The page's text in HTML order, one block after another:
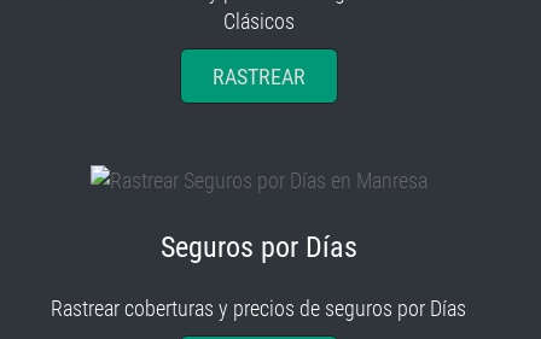
RASTREAR
Rastrear coberturas y precios de seguros por Días
RASTREAR